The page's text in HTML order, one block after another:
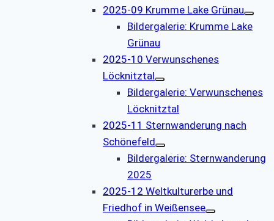
2025-09 Krumme Lake Grünau
Bildergalerie: Krumme Lake
Grünau
2025-10 Verwunschenes
Löcknitztal
Bildergalerie: Verwunschenes
Löcknitztal
2025-11 Sternwanderung nach
Schönefeld
Bildergalerie: Sternwanderung
2025
2025-12 Weltkulturerbe und
Friedhof in Weißensee